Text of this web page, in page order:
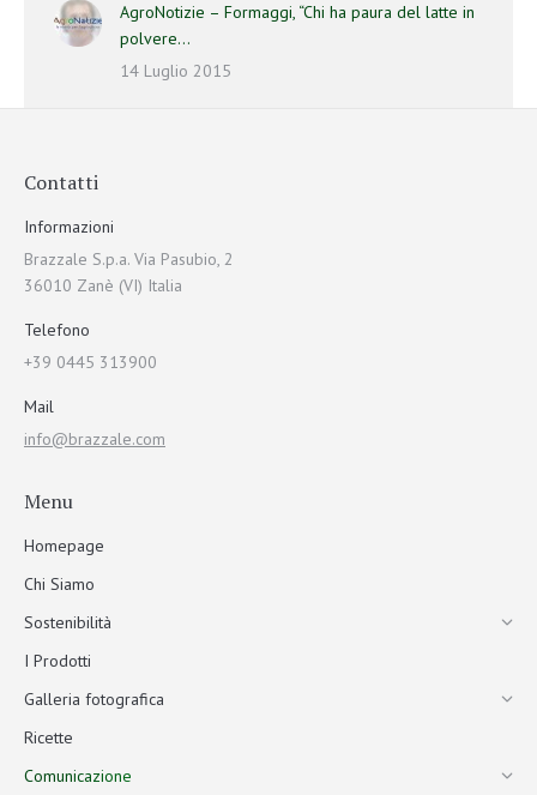
AgroNotizie – Formaggi, “Chi ha paura del latte in
polvere…
14 Luglio 2015
Contatti
Informazioni
Brazzale S.p.a. Via Pasubio, 2
36010 Zanè (VI) Italia
Telefono
+39 0445 313900
Mail
info@brazzale.com
Menu
Homepage
Chi Siamo
Sostenibilità
I Prodotti
Galleria fotografica
Ricette
Comunicazione